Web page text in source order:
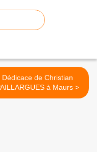
Dédicace de Christian
PAILLARGUES à Maurs >